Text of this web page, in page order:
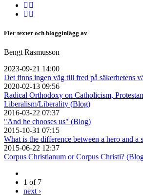
Fler texter och blogginlägg av
Bengt Rasmusson
2023-09-21 14:00
Det finns ingen väg till fred på säkerhetens
2020-02-13 09:56
Radical Orthodoxy on Catholicism,
Liberalism/Liberality (Blog)
2016-03-22 07:37
"And he chooses us" (Blog)
2015-10-31 07:15
What is the difference between a hero and a
2015-06-22 12:37
Corpus Christianum or Corpus Christi? (
1 of 7
next ›